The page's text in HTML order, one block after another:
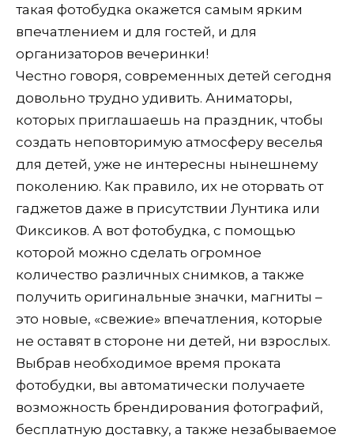
такая фотобудка окажется самым ярким
впечатлением и для гостей, и для
организаторов вечеринки!
Честно говоря, современных детей сегодня
довольно трудно удивить. Аниматоры,
которых приглашаешь на праздник, чтобы
создать неповторимую атмосферу веселья
для детей, уже не интересны нынешнему
поколению. Как правило, их не оторвать от
гаджетов даже в присутствии Лунтика или
Фиксиков. А вот фотобудка, с помощью
которой можно сделать огромное
количество различных снимков, а также
получить оригинальные значки, магниты –
это новые, «свежие» впечатления, которые
не оставят в стороне ни детей, ни взрослых.
Выбрав необходимое время проката
фотобудки, вы автоматически получаете
возможность брендирования фотографий,
бесплатную доставку, а также незабываемое